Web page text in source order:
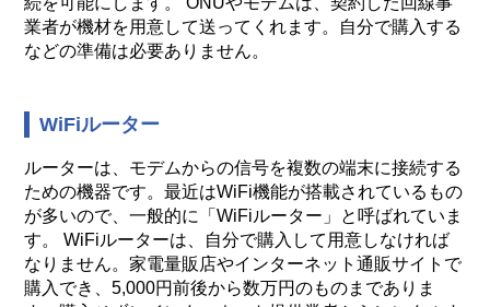
業者が機材を用意して送ってくれます。自分で購入する
などの準備は必要ありません。
WiFiルーター
ルーターは、モデムからの信号を複数の端末に接続する
ための機器です。最近はWiFi機能が搭載されているもの
が多いので、一般的に「WiFiルーター」と呼ばれていま
す。 WiFiルーターは、自分で購入して用意しなければ
なりません。家電量販店やインターネット通販サイトで
購入でき、5,000円前後から数万円のものまでありま